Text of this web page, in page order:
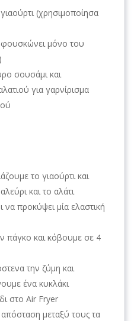
(χρησιμοποίησα
μόνο του
σουσάμι και
για γαρνίρισμα
το γιαούρτι και
και το αλάτι
προκύψει μία ελαστική
πάγκο και κόβουμε σε 4
την ζύμη και
ένα κυκλάκι
στο Air Fryer
μεταξύ τους τα